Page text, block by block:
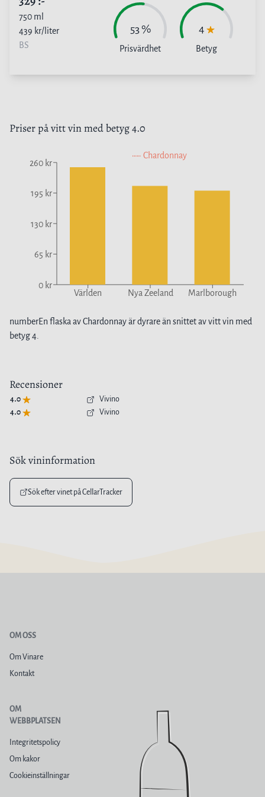
750 ml
439 kr/liter
BS
53%
Prisvärdhet
4
Betyg
Priser påvitt vinmed betyg4.0
0 kr
65 kr
130 kr
195 kr
260 kr
Världen Nya Zeeland Marlborough
Chardonnay
numberEn flaska avChardonnayärdyrareän snittet avvitt vin med
betyg4
Recensioner
4.0 Vivino
4.0 Vivino
Sök vininformation
Sök efter vinet på CellarTracker
OM OSS
Om Vinare
Kontakt
OM
WEBBPLATSEN
Integritetspolicy
Om kakor
Cookieinställningar